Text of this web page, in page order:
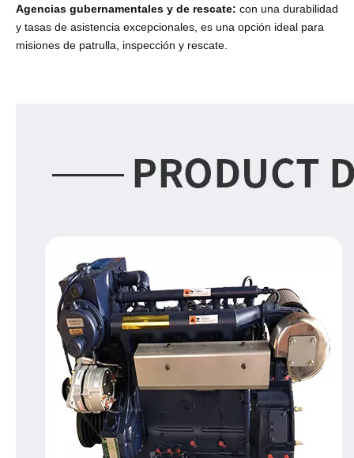
Agencias gubernamentales y de rescate: con una durabilidad
y tasas de asistencia excepcionales, es una opción ideal para
misiones de patrulla, inspección y rescate.